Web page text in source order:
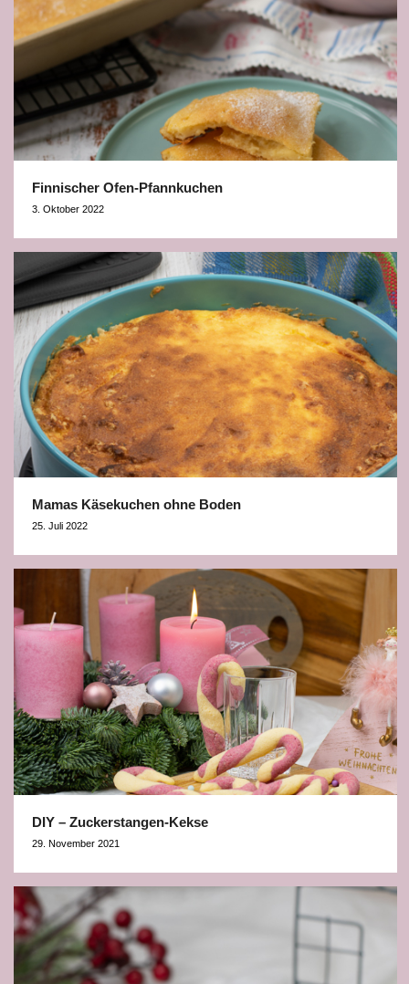
Finnischer Ofen-Pfannkuchen
3. Oktober 2022
Mamas Käsekuchen ohne Boden
25. Juli 2022
DIY – Zuckerstangen-Kekse
29. November 2021